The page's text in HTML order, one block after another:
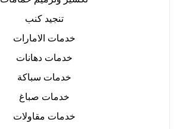
تنجيد كنب
خدمات الامارات
خدمات دهانات
خدمات سباكة
خدمات صباغ
خدمات مقاولات